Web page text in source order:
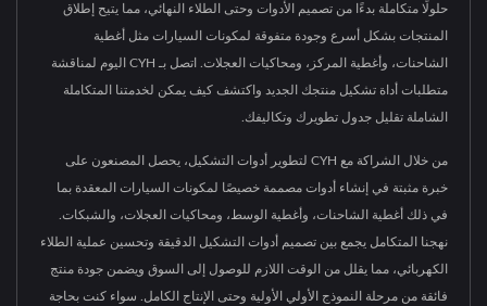
حلولًا متكاملة بدءًا من تصميم الأدوات وحتى الطلاء النهائي، مما يتيح إطلاق
المنتجات بشكل أسرع وجودة متفوقة لمكونات السيارات مثل أغطية
الشاحنات، وأغطية المركز، ومحاكيات العجلات. اتصل بـ CYH اليوم لمناقشة
متطلبات أداة تشكيل منتجك الجديد واكتشف كيف يمكن لخدمتنا المتكاملة
الشاملة تقليل جدول تطويرك وتكاليفك.
من خلال الشراكة مع CYH لتطوير أدوات التشكيل، يحصل المصنعون على
خبرة مثبتة في إنشاء أدوات مصممة خصيصًا لمكونات السيارات المعقدة بما
في ذلك أغطية الشاحنات، وأغطية الوسط، ومحاكيات العجلات، والشبكات.
نهجنا المتكامل يجمع بين تصميم أدوات التشكيل الدقيقة وتحسين عملية الطلاء
الكهربائي، مما يقلل من الوقت اللازم للوصول إلى السوق ويضمن جودة منتج
فائقة من مرحلة النموذج الأولي الأولية وحتى الإنتاج الكامل. سواء كنت بحاجة